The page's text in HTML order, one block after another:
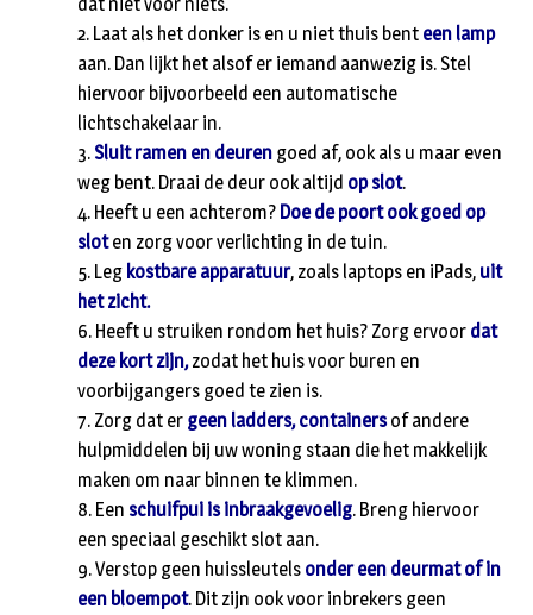
2. Laat als het donker is en u niet thuis bent een lamp
aan. Dan lijkt het alsof er iemand aanwezig is. Stel
hiervoor bijvoorbeeld een automatische
lichtschakelaar in.
3. Sluit ramen en deuren goed af, ook als u maar even
weg bent. Draai de deur ook altijd op slot.
4. Heeft u een achterom? Doe de poort ook goed op
slot en zorg voor verlichting in de tuin.
5. Leg kostbare apparatuur, zoals laptops en iPads, uit
het zicht.
6. Heeft u struiken rondom het huis? Zorg ervoor dat
deze kort zijn, zodat het huis voor buren en
voorbijgangers goed te zien is.
7. Zorg dat er geen ladders, containersof andere
hulpmiddelen bij uw woning staan die het makkelijk
maken om naar binnen te klimmen.
8. Een schuifpui is inbraakgevoelig. Breng hiervoor
een speciaal geschikt slot aan.
9. Verstop geen huissleutels onder een deurmat of in
een bloempot. Dit zijn ook voor inbrekers geen